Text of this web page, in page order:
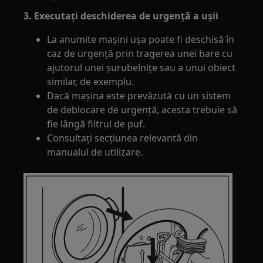
3. Executaţi deschiderea de urgenţă a uşii
La anumite maşini uşa poate fi deschisă în
caz de urgenţă prin tragerea unei bare cu
ajutorul unei şurubelniţe sau a unui obiect
similar, de exemplu.
Dacă maşina este prevăzută cu un sistem
de deblocare de urgenţă, acesta trebuie să
fie lângă filtrul de puf.
Consultaţi secţiunea relevantă din
manualul de utilizare.